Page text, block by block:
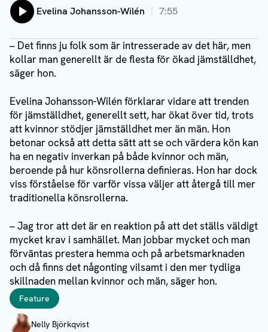
Lyssna på:
Evelina Johansson-Wilén 7:55
– Det finns ju folk som är intresserade av det här, men
kollar man generellt är de flesta för ökad jämställdhet,
säger hon.
Evelina Johansson-Wilén förklarar vidare att trenden
för jämställdhet, generellt sett, har ökat över tid, trots
att kvinnor stödjer jämställdhet mer än män. Hon
betonar också att detta sätt att se och värdera kön kan
ha en negativ inverkan på både kvinnor och män,
beroende på hur könsrollerna definieras. Hon har dock
viss förståelse för varför vissa väljer att återgå till mer
traditionella könsrollerna.
– Jag tror att det är en reaktion på att det ställs väldigt
mycket krav i samhället. Man jobbar mycket och man
förväntas prestera hemma och på arbetsmarknaden
och då finns det någonting vilsamt i den mer tydliga
skillnaden mellan kvinnor och män, säger hon.
Taggar
Feature
Författare
Nelly Björkqvist